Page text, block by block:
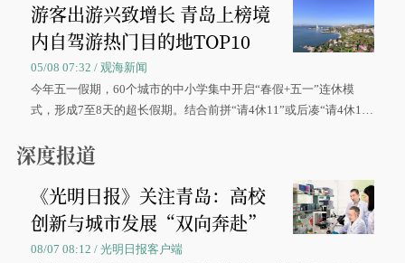
游客出游兴致增长 青岛上榜境
内自驾游热门目的地TOP10
05/08 07:32 / 观海新闻
今年五一假期，60个城市的中小学集中开启“春假+五一”连休模
式，形成7至8天的超长假期。结合前拼“请4休11”或后凑“请4休1
深度报道
《光明日报》关注青岛：高校
创新与城市发展“双向奔赴”
08/07 08:12 / 光明日报客户端